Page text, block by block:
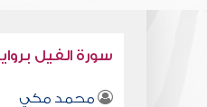
سورة الفيل
محمد مكي